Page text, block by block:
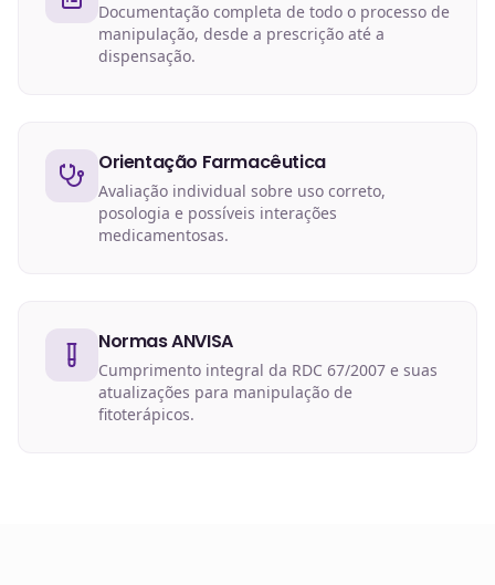
Documentação completa de todo o processo de
manipulação, desde a prescrição até a
dispensação.
Orientação Farmacêutica
Avaliação individual sobre uso correto,
posologia e possíveis interações
medicamentosas.
Normas ANVISA
Cumprimento integral da RDC 67/2007 e suas
atualizações para manipulação de
fitoterápicos.